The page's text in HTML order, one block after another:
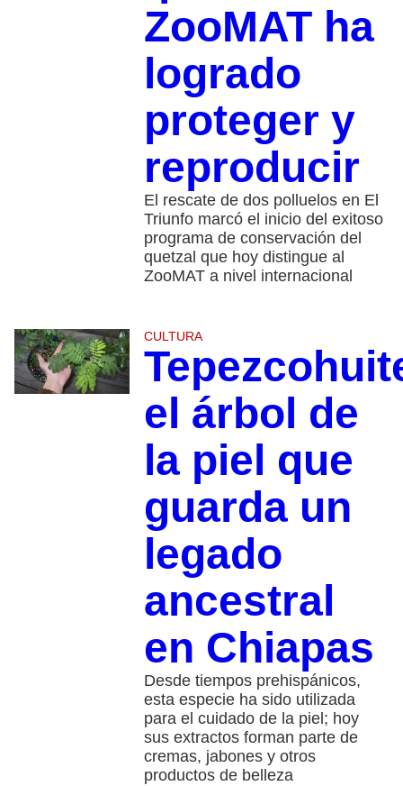
ZooMAT ha
logrado
proteger y
reproducir
El rescate de dos polluelos en El
Triunfo marcó el inicio del exitoso
programa de conservación del
quetzal que hoy distingue al
ZooMAT a nivel internacional
CULTURA
el árbol de
la piel que
guarda un
legado
ancestral
en Chiapas
Desde tiempos prehispánicos,
esta especie ha sido utilizada
para el cuidado de la piel; hoy
sus extractos forman parte de
cremas, jabones y otros
productos de belleza